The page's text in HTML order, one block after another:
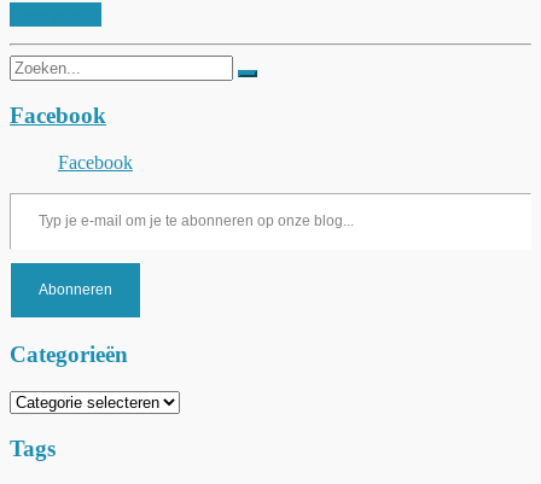
Zoeken
naar:
Facebook
Facebook
Typ je e-mail om je te abonneren op onze blog...
Abonneren
Categorieën
Categorieën
Tags